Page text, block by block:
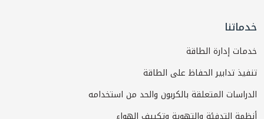
خدماتنا
خدمات إدارة الطاقة
تنفيذ تدابير الحفاظ على الطاقة
الدراسات المتعلقة بالكربون والحد من استخدامه